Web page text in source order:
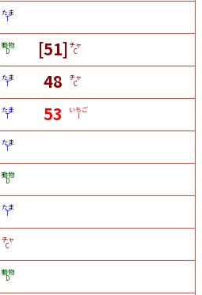
たま
T
動物
D [51] チャ
C
たま
T 48 チャ
C
たま
T 53 いちご
I
たま
T
動物
D
たま
T
チャ
C
動物
D